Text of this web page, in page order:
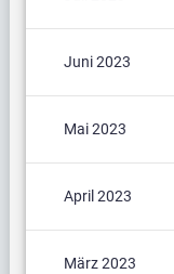
Juni 2023
Mai 2023
April 2023
März 2023